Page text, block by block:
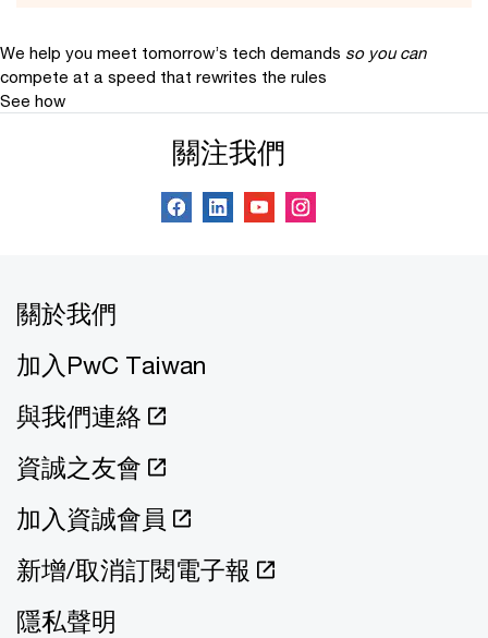
We help you meet tomorrow’s tech demands so you can
compete at a speed that rewrites the rules
See how
關注我們
關於我們
加入PwC Taiwan
與我們連絡
資誠之友會
加入資誠會員
新增/取消訂閱電子報
隱私聲明